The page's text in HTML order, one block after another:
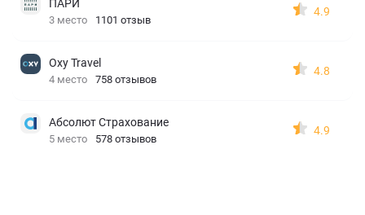
ПАРИ
3 место 1101 отзыв
4.9
Oxy Travel
4 место 758 отзывов
4.8
Абсолют Страхование
5 место 578 отзывов
4.9